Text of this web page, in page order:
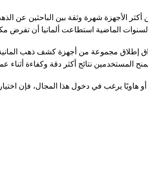
الأجهزة شهرة وثقة بين الباحثين عن
الماضية استطاعت ألمانيا أن تفرض
شهدت الأسواق إطلاق مجموعة من أجهزة كشف ذهب
المستخدمين نتائج أكثر دقة وكفاءة أثناء
هاويًا يرغب في دخول هذا المجال، فإن